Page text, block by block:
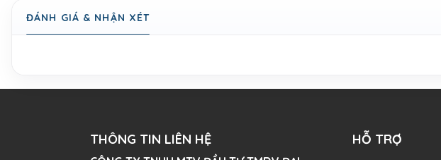
ĐÁNH GIÁ & NHẬN XÉT
THÔNG TIN LIÊN HỆ HỖ TRỢ